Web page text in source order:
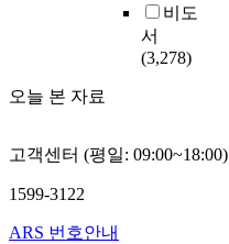
비도
서
(3,278)
오늘 본 자료
고객센터 (평일: 09:00~18:00)
1599-3122
ARS 번호안내